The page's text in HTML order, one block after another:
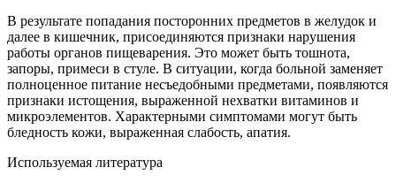
В результате попадания посторонних предметов в желудок и
далее в кишечник, присоединяются признаки нарушения
работы органов пищеварения. Это может быть тошнота,
запоры, примеси в стуле. В ситуации, когда больной заменяет
полноценное питание несъедобными предметами, появляются
признаки истощения, выраженной нехватки витаминов и
микроэлементов. Характерными симптомами могут быть
бледность кожи, выраженная слабость, апатия.
Используемая литература